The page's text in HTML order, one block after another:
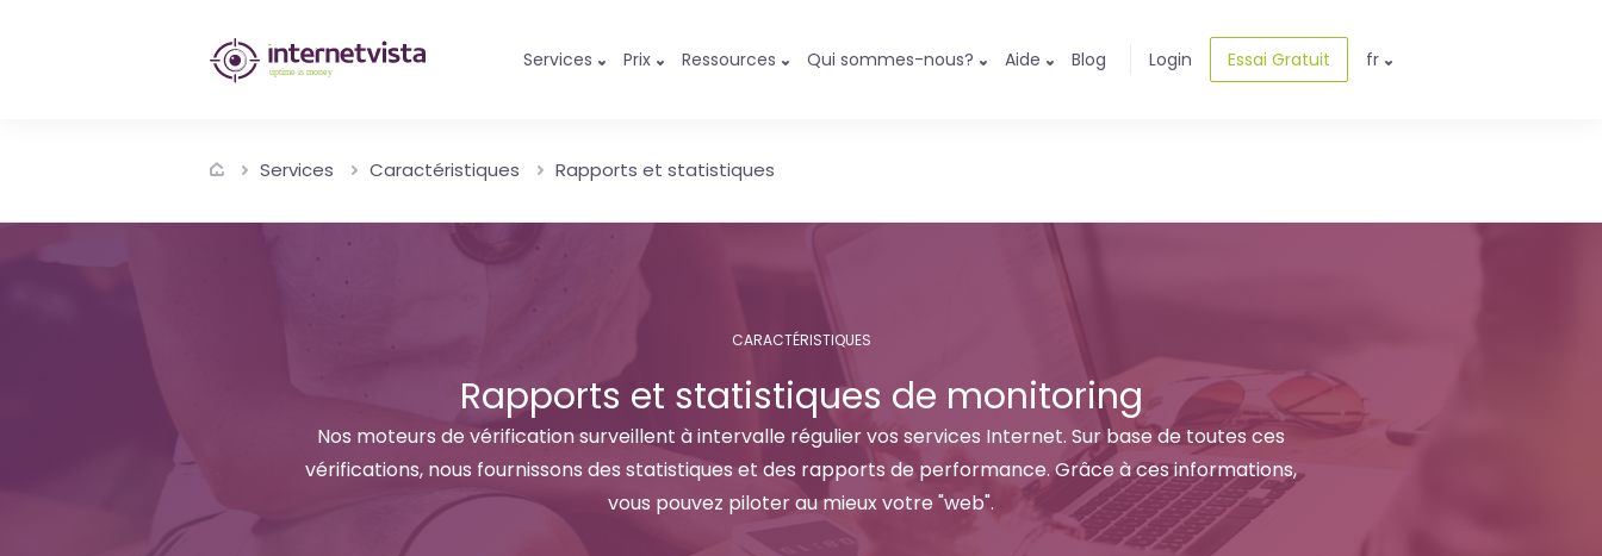
internetvista
-
services
internet-
Services Prix Ressources Qui sommes-nous? Aide Blog Login Essai Gratuit fr
Services Caractéristiques Rapports et statistiques
CARACTÉRISTIQUES
Rapports et statistiques de monitoring
Nos moteurs de vérification surveillent à intervalle régulier vos services Internet. Sur base de toutes ces
vérifications, nous fournissons des statistiques et des rapports de performance. Grâce à ces informations,
vous pouvez piloter au mieux votre "web".